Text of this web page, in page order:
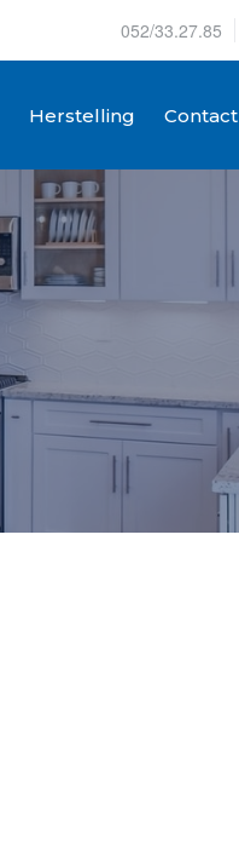
052/33.27.85
Herstelling Contact